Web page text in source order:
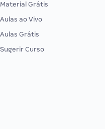
Material Grátis
Aulas ao Vivo
Aulas Grátis
Sugerir Curso